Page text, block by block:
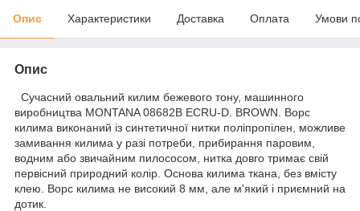
Опис Характеристики Доставка Оплата Умови
Опис
Сучасний овальний килим бежевого тону, машинного
виробництва MONTANA 08682B ECRU-D. BROWN. Ворс
килима виконаний із синтетичної нитки поліпропілен, можливе
замивання килима у разі потреби, прибирання паровим,
водним або звичайним пилососом, нитка довго тримає свій
первісний природний колір. Основа килима ткана, без вмісту
клею. Ворс килима не високий 8 мм, але м'який і приємний на
дотик.